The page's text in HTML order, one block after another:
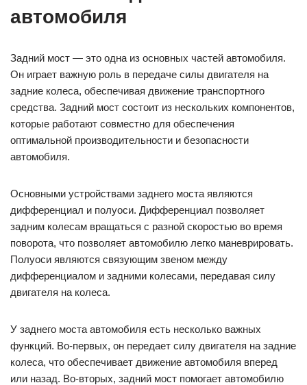
автомобиля
Задний мост — это одна из основных частей автомобиля.
Он играет важную роль в передаче силы двигателя на
задние колеса, обеспечивая движение транспортного
средства. Задний мост состоит из нескольких компонентов,
которые работают совместно для обеспечения
оптимальной производительности и безопасности
автомобиля.
Основными устройствами заднего моста являются
дифференциал и полуоси. Дифференциал позволяет
задним колесам вращаться с разной скоростью во время
поворота, что позволяет автомобилю легко маневрировать.
Полуоси являются связующим звеном между
дифференциалом и задними колесами, передавая силу
двигателя на колеса.
У заднего моста автомобиля есть несколько важных
функций. Во-первых, он передает силу двигателя на задние
колеса, что обеспечивает движение автомобиля вперед
или назад. Во-вторых, задний мост помогает автомобилю